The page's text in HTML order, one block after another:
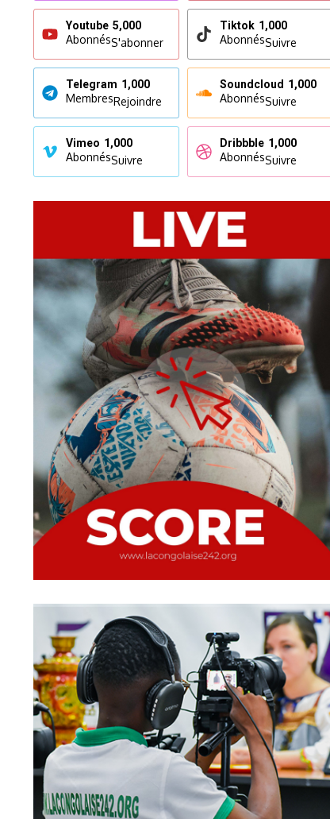
Youtube 5,000
AbonnésS'abonner
Tiktok 1,000
AbonnésSuivre
Telegram 1,000
MembresRejoindre
Soundcloud 1,000
AbonnésSuivre
Vimeo 1,000
AbonnésSuivre
Dribbble 1,000
AbonnésSuivre